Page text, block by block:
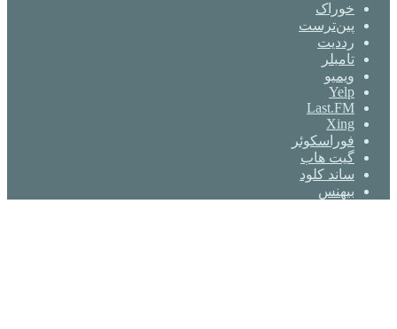
خوراک
‫پین‌ترست
‫رددیت
‫تامبلر
ویمیو
Yelp
Last.FM
Xing
فوراسکوئر
گیت ‌هاب
ساند کلود
بیهنس